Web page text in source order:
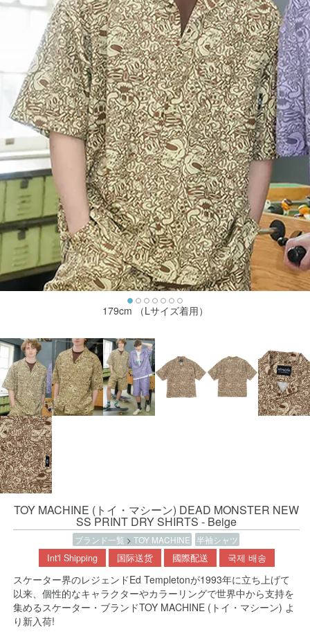
179cm （Lサイズ着用）
TOY MACHINE (トイ・マシーン) DEAD MONSTER NEW
SS PRINT DRY SHIRTS - Beige
ブランド一覧 > TOY MACHINE 半袖シャツ
Int'l Shipping 国际送货 國際配送 국제 배송
スケーター界のレジェンドEd Templetonが1993年に立ち上げて
以来、個性的なキャラクターやカラーリングで世界中から支持を
集めるスケーター・ブランドTOY MACHINE (トイ・マシーン) よ
り新入荷!